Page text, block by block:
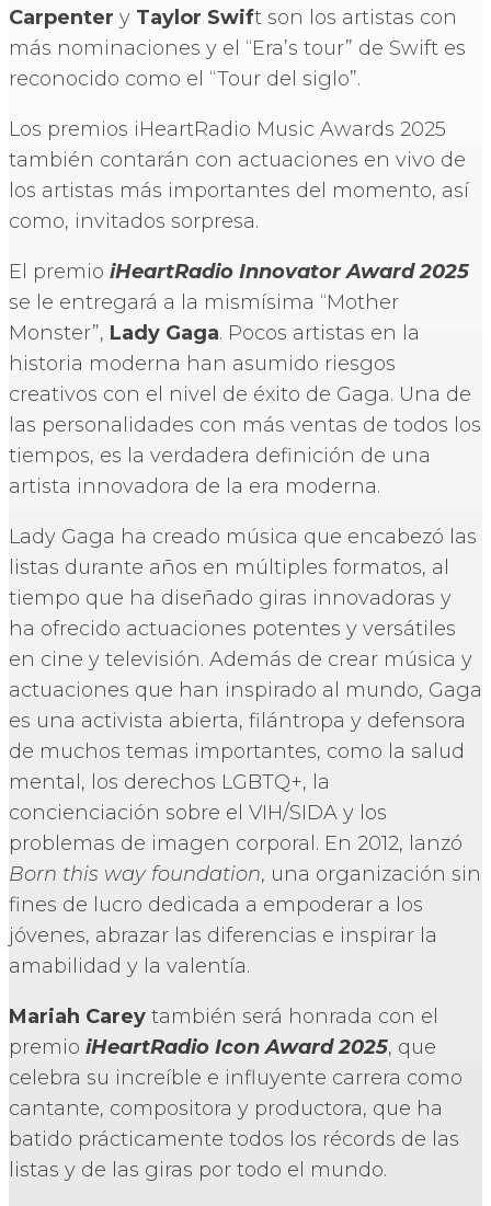
Carpenter y Taylor Swift son los artistas con
más nominaciones y el “Era’s tour” de Swift es
reconocido como el “Tour del siglo”.
Los premios iHeartRadio Music Awards 2025
también contarán con actuaciones en vivo de
los artistas más importantes del momento, así
como, invitados sorpresa.
El premio iHeartRadio Innovator Award 2025
se le entregará a la mismísima “Mother
Monster”, Lady Gaga. Pocos artistas en la
historia moderna han asumido riesgos
creativos con el nivel de éxito de Gaga. Una de
las personalidades con más ventas de todos los
tiempos, es la verdadera definición de una
artista innovadora de la era moderna.
Lady Gaga ha creado música que encabezó las
listas durante años en múltiples formatos, al
tiempo que ha diseñado giras innovadoras y
ha ofrecido actuaciones potentes y versátiles
en cine y televisión. Además de crear música y
actuaciones que han inspirado al mundo, Gaga
es una activista abierta, filántropa y defensora
de muchos temas importantes, como la salud
mental, los derechos LGBTQ+, la
concienciación sobre el VIH/SIDA y los
problemas de imagen corporal. En 2012, lanzó
Born this way foundation, una organización sin
fines de lucro dedicada a empoderar a los
jóvenes, abrazar las diferencias e inspirar la
amabilidad y la valentía.
Mariah Carey también será honrada con el
premio iHeartRadio Icon Award 2025, que
celebra su increíble e influyente carrera como
cantante, compositora y productora, que ha
batido prácticamente todos los récords de las
listas y de las giras por todo el mundo.